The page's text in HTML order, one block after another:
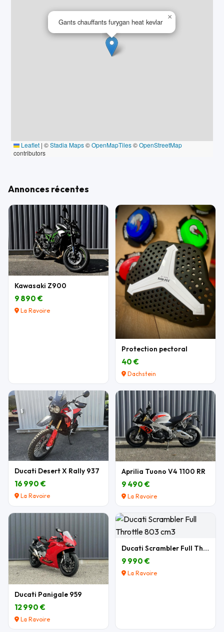
Gants chauffants furygan heat kevlar
×
Leaflet | ©Stadia Maps©OpenMapTiles©OpenStreetMap
contributors
Annonces récentes
Kawasaki Z900
9 890 €
La Ravoire
Protection pectoral
40 €
Dachstein
Ducati Desert X Rally 937
16 990 €
La Ravoire
Aprilia Tuono V4 1100 RR
9 490 €
La Ravoire
Ducati Panigale 959
12 990 €
La Ravoire
Ducati Scrambler Full Throttle 803 cm3
9 990 €
La Ravoire